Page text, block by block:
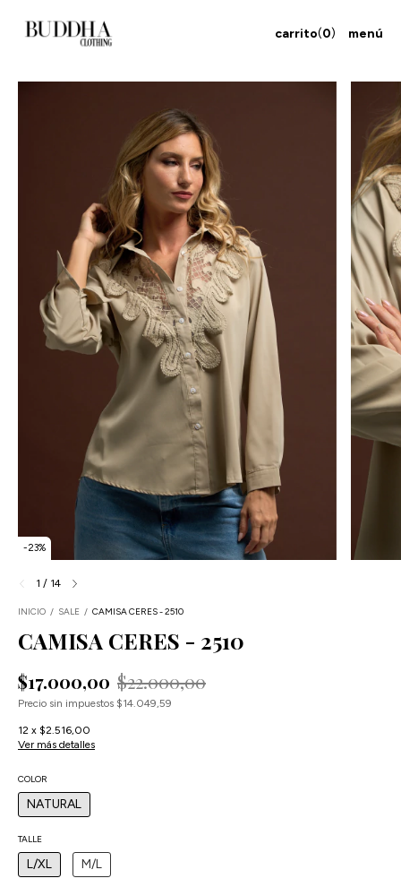
menú
carrito(0)
-23%
1 / 14
INICIO / SALE / CAMISA CERES - 2510
CAMISA CERES - 2510
$17.000,00 $22.000,00
Precio sin impuestos $14.049,59
12 x $2.516,00
Ver más detalles
COLOR
NATURAL
TALLE
L/XL M/L